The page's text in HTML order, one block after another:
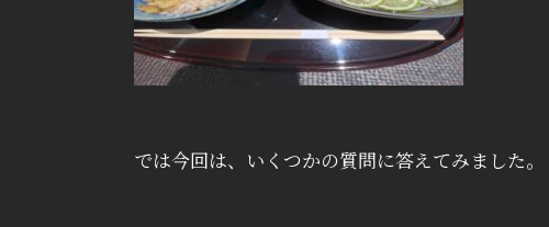
では今回は、いくつかの質問に答えてみました。